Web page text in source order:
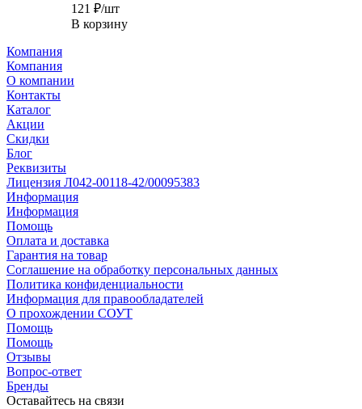
121 ₽/шт
В корзину
Компания
Компания
О компании
Контакты
Каталог
Акции
Скидки
Блог
Реквизиты
Лицензия Л042-00118-42/00095383
Информация
Информация
Помощь
Оплата и доставка
Гарантия на товар
Соглашение на обработку персональных данных
Политика конфиденциальности
Информация для правообладателей
О прохождении СОУТ
Помощь
Помощь
Отзывы
Вопрос-ответ
Бренды
Оставайтесь на связи